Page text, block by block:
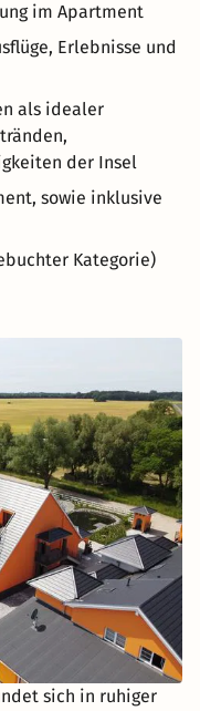
im Apartment
Erlebnisse und
als idealer
der Insel
sowie inklusive
Kategorie)
sich in ruhiger